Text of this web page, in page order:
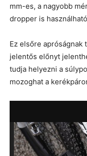
mm-es, a nagyobb
dropper is
Ez elsőre apróságnak
jelentős előnyt
tudja helyezni a
mozoghat a